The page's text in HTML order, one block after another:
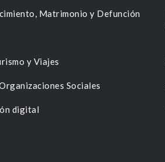
Matrimonio y Defunción
y Viajes
Sociales
digital